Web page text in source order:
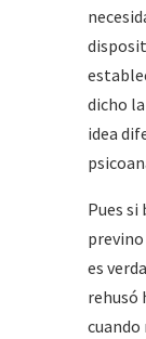
dicho
idea
Pues si
es
rehusó
cuando